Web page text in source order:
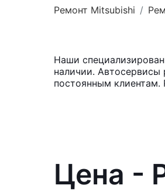
Ремонт Mitsubishi
Наши
наличии.
постоянным клиентам.
Цена -